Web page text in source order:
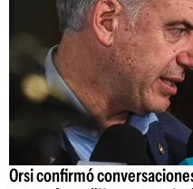
Orsi confirmó